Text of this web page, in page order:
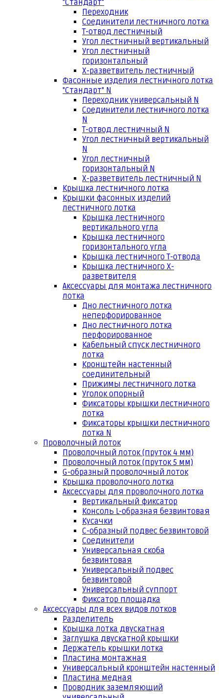
"Стандарт"
Переходник
Соединители лестничного лотка
Т-отвод лестничный
Угол лестничный вертикальный
Угол лестничный
горизонтальный
Х-разветвитель лестничный
Фасонные изделия лестничного лотка
"Стандарт" N
Переходник универсальный N
Соединители лестничного лотка
N
Т-отвод лестничный N
Угол лестничный вертикальный
N
Угол лестничный
горизонтальный N
Х-разветвитель лестничный N
Крышка лестничного лотка
Крышки фасонных изделий
лестничного лотка
Крышка лестничного
вертикального угла
Крышка лестничного
горизонтального угла
Крышка лестничного Т-отвода
Крышка лестничного Х-
разветвителя
Аксессуары для монтажа лестничного
лотка
Дно лестничного лотка
неперфорированное
Дно лестничного лотка
перфорированное
Кабельный спуск лестничного
лотка
Кронштейн настенный
соединительный
Прижимы лестничного лотка
Уголок опорный
Фиксаторы крышки лестничного
лотка
Фиксаторы крышки лестничного
лотка N
Проволочный лоток
Проволочный лоток (пруток 4 мм)
Проволочный лоток (пруток 5 мм)
G-образный проволочный лоток
Крышка проволочного лотка
Аксессуары для проволочного лотка
Вертикальный фиксатор
Консоль L-образная безвинтовая
Кусачки
С-образный подвес безвинтовой
Соединители
Универсальная скоба
безвинтовая
Универсальный подвес
безвинтовой
Универсальный суппорт
Фиксатор площадка
Аксессуары для всех видов лотков
Разделитель
Крышка лотка двускатная
Заглушка двускатной крышки
Держатель крышки лотка
Пластина монтажная
Универсальный кронштейн настенный
Пластина медная
Проводник заземляющий